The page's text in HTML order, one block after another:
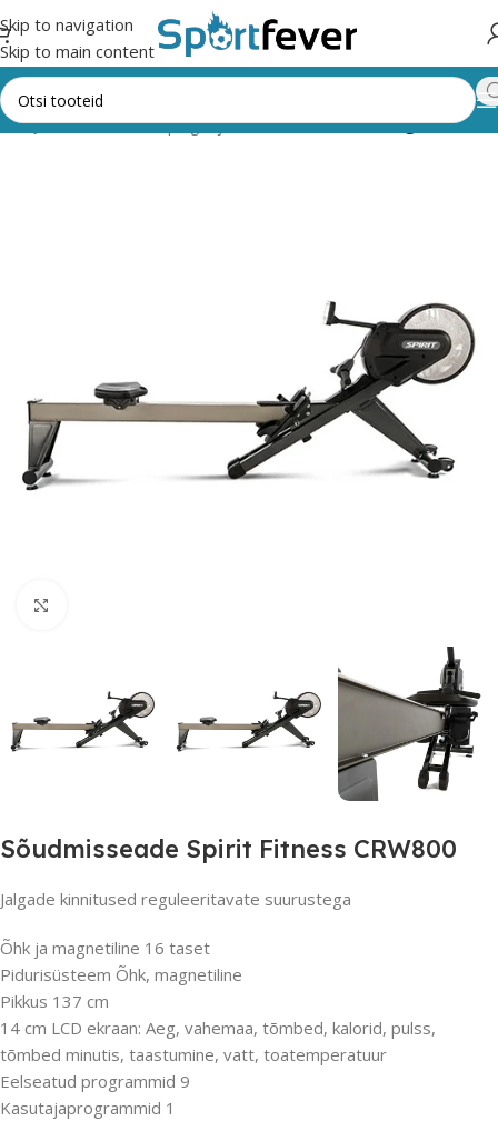
Skip to navigation
Skip to main content
Jõusaali masinad, pingid ja riiulid Kardio Sõudeergomeeter
Sõudmisseade Spirit Fitness CRW800
Jalgade kinnitused reguleeritavate suurustega
Õhk ja magnetiline 16 taset
Pidurisüsteem Õhk, magnetiline
Pikkus 137 cm
14 cm LCD ekraan: Aeg, vahemaa, tõmbed, kalorid, pulss,
tõmbed minutis, taastumine, vatt, toatemperatuur
Eelseatud programmid 9
Kasutajaprogrammid 1